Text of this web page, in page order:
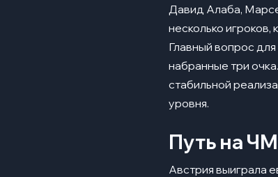
08 Группа и
История
10 Прогноз
Давид Алаба,
несколько
Главный вопрос
набранные три
стабильной
уровня.
Путь на
Австрия выиграла